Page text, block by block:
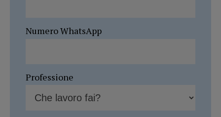
Numero WhatsApp
Professione